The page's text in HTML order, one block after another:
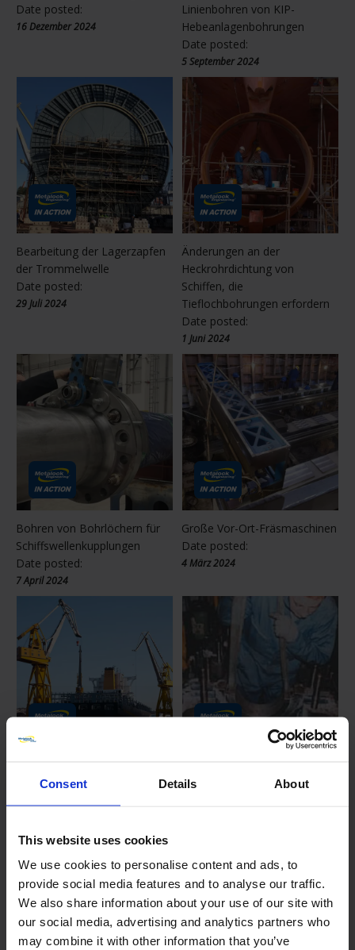
Consent Details About
This website uses cookies
We use cookies to personalise content and ads, to
provide social media features and to analyse our traffic.
We also share information about your use of our site with
our social media, advertising and analytics partners who
may combine it with other information that you’ve
Date posted:
16 Dezember 2024
Linienbohren von KIP-
Hebeanlagenbohrungen
Date posted:
5 September 2024
Bearbeitung der Lagerzapfen
der Trommelwelle
Date posted:
29 Juli 2024
Änderungen an der
Heckrohrdichtung von
Schiffen, die
Tieflochbohrungen erfordern
Date posted:
1 Juni 2024
Bohren von Bohrlöchern für
Schiffswellenkupplungen
Date posted:
7 April 2024
Große Vor-Ort-Fräsmaschinen
Date posted:
4 März 2024
Schifffahrt/Dieselmotore
Transplantate